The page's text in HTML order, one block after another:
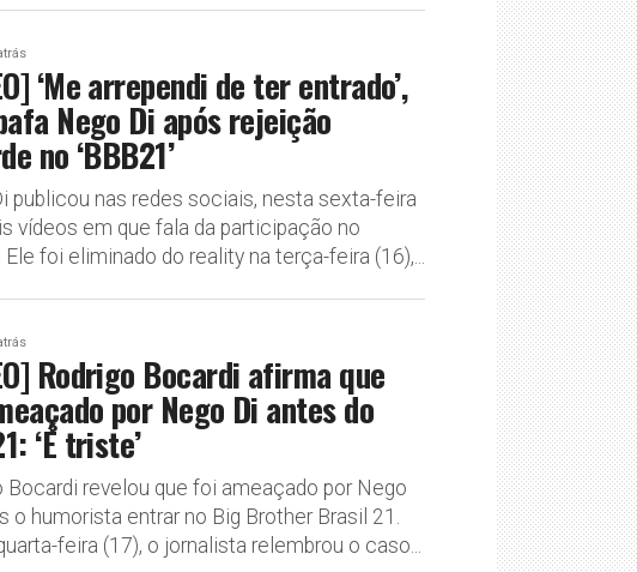
‘Me arrependi de ter entrado’,
Nego Di após rejeição
no ‘BBB21’
publicou nas redes sociais, nesta sexta-feira
vídeos em que fala da participação no
Ele foi eliminado do reality na terça-feira (16),...
Rodrigo Bocardi afirma que
por Nego Di antes do
‘É triste’
Bocardi revelou que foi ameaçado por Nego
o humorista entrar no Big Brother Brasil 21.
feira (17), o jornalista relembrou o caso...